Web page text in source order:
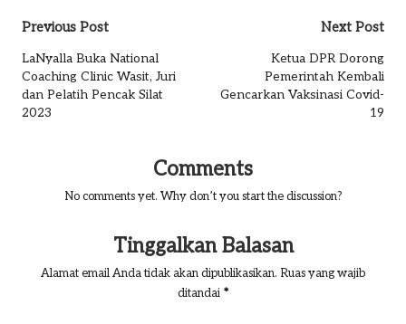
Post
navigation
Previous Post
LaNyalla Buka National
Coaching Clinic Wasit, Juri
dan Pelatih Pencak Silat
2023
Next Post
Ketua DPR Dorong
Pemerintah Kembali
Gencarkan Vaksinasi Covid-
19
Comments
No comments yet. Why don’t you start the discussion?
Tinggalkan Balasan
Alamat email Anda tidak akan dipublikasikan. Ruas yang wajib
ditandai *